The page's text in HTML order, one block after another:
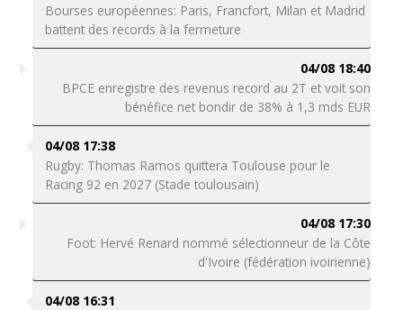
Bourses européennes: Paris, Francfort, Milan et Madrid
battent des records à la fermeture
04/08 18:40
BPCE enregistre des revenus record au 2T et voit son
bénéfice net bondir de 38% à 1,3 mds EUR
04/08 17:38
Rugby: Thomas Ramos quittera Toulouse pour le
Racing 92 en 2027 (Stade toulousain)
04/08 17:30
Foot: Hervé Renard nommé sélectionneur de la Côte
d'Ivoire (fédération ivoirienne)
04/08 16:31